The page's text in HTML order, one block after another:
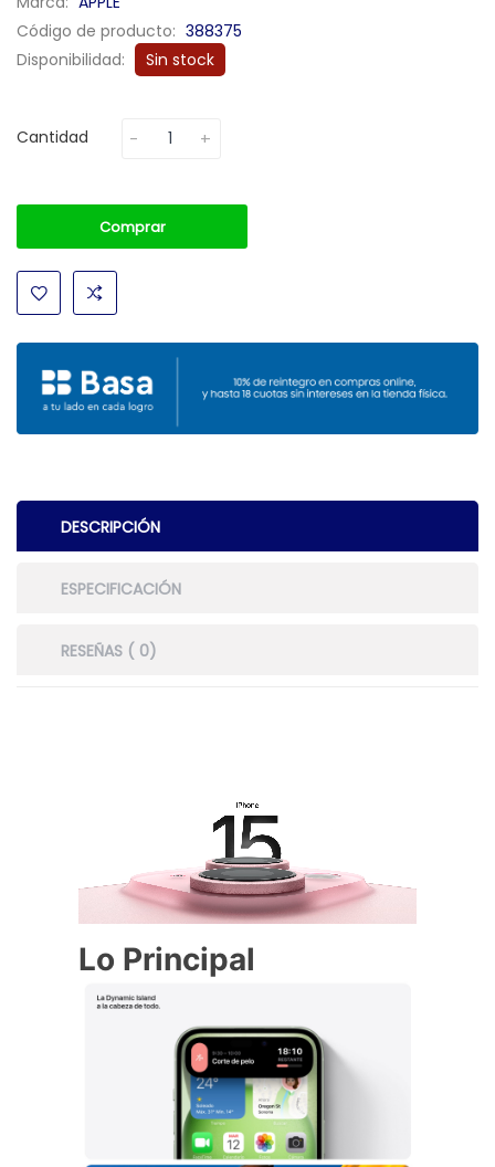
Código de producto: 388375
Disponibilidad:
Sin stock
Cantidad
Comprar
DESCRIPCIÓN
ESPECIFICACIÓN
RESEÑAS ( 0)
Lo Principal